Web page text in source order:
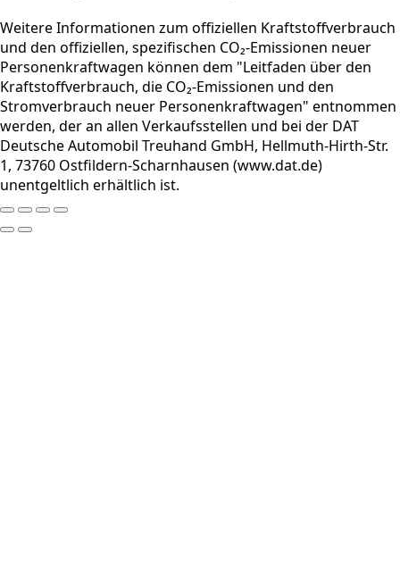
Weitere Informationen zum offiziellen Kraftstoffverbrauch
und den offiziellen, spezifischen CO₂-Emissionen neuer
Personenkraftwagen können dem "Leitfaden über den
Kraftstoffverbrauch, die CO₂-Emissionen und den
Stromverbrauch neuer Personenkraftwagen" entnommen
werden, der an allen Verkaufsstellen und bei der DAT
Deutsche Automobil Treuhand GmbH, Hellmuth-Hirth-Str.
1, 73760 Ostfildern-Scharnhausen (www.dat.de)
unentgeltlich erhältlich ist.